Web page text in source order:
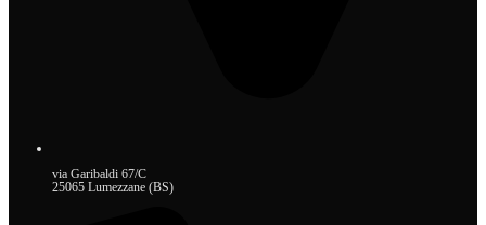
via Garibaldi 67/C
25065 Lumezzane (BS)